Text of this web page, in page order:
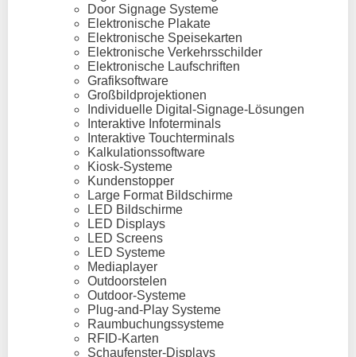
Door Signage Systeme
Elektronische Plakate
Elektronische Speisekarten
Elektronische Verkehrsschilder
Elektronische Laufschriften
Grafiksoftware
Großbildprojektionen
Individuelle Digital-Signage-Lösungen
Interaktive Infoterminals
Interaktive Touchterminals
Kalkulationssoftware
Kiosk-Systeme
Kundenstopper
Large Format Bildschirme
LED Bildschirme
LED Displays
LED Screens
LED Systeme
Mediaplayer
Outdoorstelen
Outdoor-Systeme
Plug-and-Play Systeme
Raumbuchungssysteme
RFID-Karten
Schaufenster-Displays